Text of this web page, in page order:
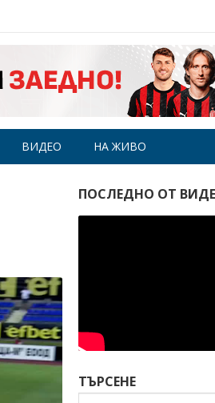
ВИДЕО НА ЖИВО
ПОСЛЕДНО ОТ
ТЪРСЕНЕ